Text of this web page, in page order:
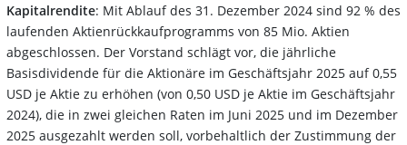
Kapitalrendite: Mit Ablauf des 31. Dezember 2024 sind 92 % des
laufenden Aktienrückkaufprogramms von 85 Mio. Aktien
abgeschlossen. Der Vorstand schlägt vor, die jährliche
Basisdividende für die Aktionäre im Geschäftsjahr 2025 auf 0,55
USD je Aktie zu erhöhen (von 0,50 USD je Aktie im Geschäftsjahr
2024), die in zwei gleichen Raten im Juni 2025 und im Dezember
2025 ausgezahlt werden soll, vorbehaltlich der Zustimmung der